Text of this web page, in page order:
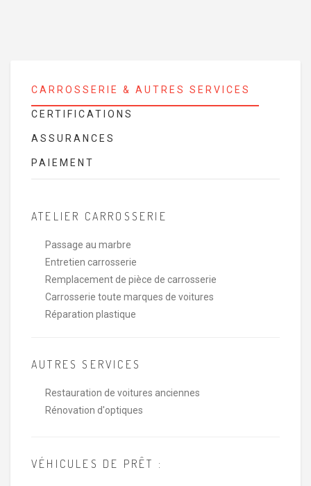
CARROSSERIE & AUTRES SERVICES
CERTIFICATIONS
ASSURANCES
PAIEMENT
ATELIER CARROSSERIE
Passage au marbre
Entretien carrosserie
Remplacement de pièce de carrosserie
Carrosserie toute marques de voitures
Réparation plastique
AUTRES SERVICES
Restauration de voitures anciennes
Rénovation d'optiques
VÉHICULES DE PRÊT :